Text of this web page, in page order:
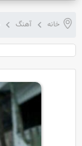
خانه آهنگ